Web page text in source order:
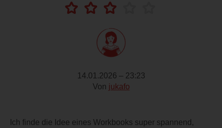
14.01.2026 – 23:23
Von jukafo
Ich finde die Idee eines Workbooks super spannend,